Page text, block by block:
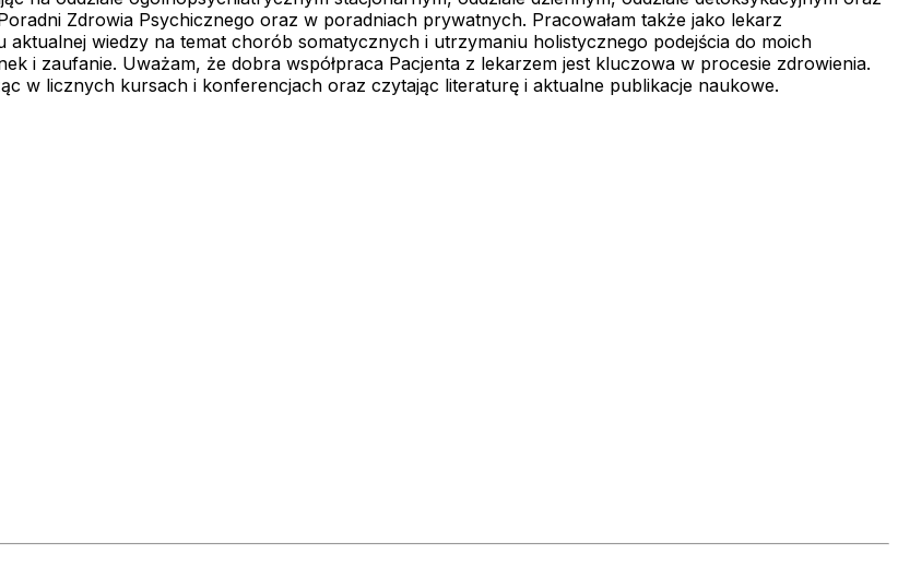
Zdrowia Psychicznego oraz w poradniach prywatnych. Pracowałam także jako lekarz
aktualnej wiedzy na temat chorób somatycznych i utrzymaniu holistycznego podejścia do moich
i zaufanie. Uważam, że dobra współpraca Pacjenta z lekarzem jest kluczowa w procesie zdrowienia.
w licznych kursach i konferencjach oraz czytając literaturę i aktualne publikacje naukowe.